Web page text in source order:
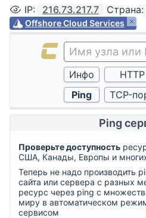
IP: 216.73.217.7 Страна:
Offshore Cloud Services
Ping
Проверьте доступность
США, Канады, Европы и
Теперь не надо производить
сайта или сервера с разных
ресурс через ping с
миру в автоматическом
сервисом